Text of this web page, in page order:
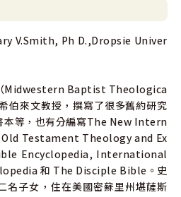
和文代的永恆原則，
些原則於今天的處境中，可說是釋
具深度和富啓發性的一個釋經系
、前九龍浸信會榮譽會牧
V.Smith, Ph D.,Dropsie Univer
Midwestern Baptist Theologica
伯來文教授，撰寫了很多舊約研究
本等，也有分編寫The New Intern
Testament Theology and Ex
Encyclopedia, International
和 The Disciple Bible。史
名子女，住在美國密蘇里州堪薩斯